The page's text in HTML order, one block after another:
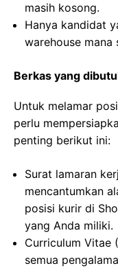
masih kosong.
Hanya kandidat
warehouse mana
Berkas yang
Untuk melamar
perlu
penting berikut ini:
Surat lamaran
mencantumkan
posisi kurir di
yang Anda miliki.
Curriculum Vitae
semua